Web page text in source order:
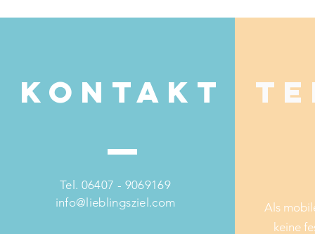
Kontakt
Tel. 06407 - 9069169
info@lieblingsziel.com
Als
keine